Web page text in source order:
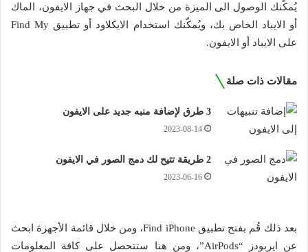
يُمكّنك الوصول الى الميزة من خلال البحث في جهاز الايفون، الماك
أو الايباد الخاص بك، ويُمكّنك استخدام الايكلاود أو تطبيق Find My
على الايباد أو الايفون.
مقالات ذات صلة
3 طرق لإضافة منبه جديد على الايفون
2023-08-14
2 طريقة تتيح لك دمج الصور في الايفون
2023-06-16
بعد ذلك قُم بفتح تطبيق Find iPhone، ومن خلال قائمة الأجهزة ابحث
عن ايربودز “AirPods”، ومن هنا ستتحصل على كافة المعلومات